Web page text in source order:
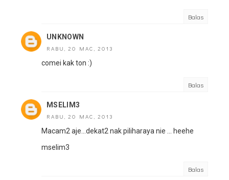
Balas
UNKNOWN
RABU, 20 MAC, 2013
comei kak ton :)
Balas
MSELIM3
RABU, 20 MAC, 2013
Macam2 aje...dekat2 nak piliharaya nie ... heehe
mselim3
Balas